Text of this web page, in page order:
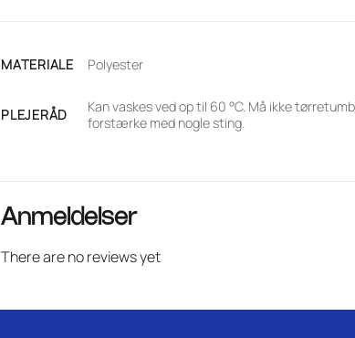
MATERIALE Polyester
PLEJERÅD
Kan vaskes ved op til 60 °C. Må ikke
forstærke med nogle sting.
Anmeldelser
There are no reviews yet